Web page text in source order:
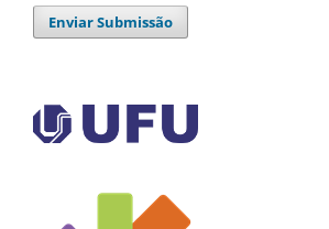
Enviar Submissão